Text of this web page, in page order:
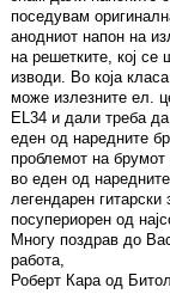
поседувам
анодниот напон на
на решетките, кој се
изводи. Во која
може излезните ел.
EL34 и дали треба
еден од наредните
проблемот на брумот
во еден од
легендарен гитарски
посупериорен од
Многу поздрав до
работа,
Роберт Кара од